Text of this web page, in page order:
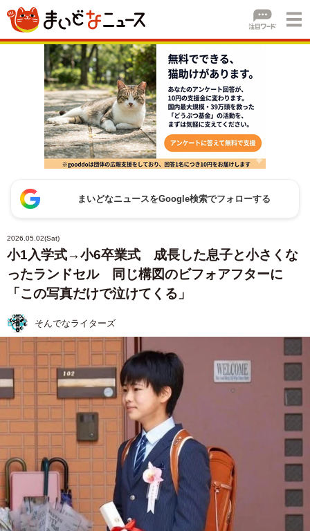
まいどなニュースをGoogle検索でフォローする
2026.05.02(Sat)
小1入学式→小6卒業式 成長した息子と小さくな
ったランドセル 同じ構図のビフォアフターに
「この写真だけで泣けてくる」
そんでなライターズ